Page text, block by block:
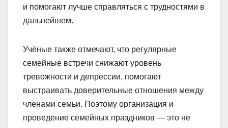
и помогают лучше справляться с трудностями в
дальнейшем.
Учёные также отмечают, что регулярные
семейные встречи снижают уровень
тревожности и депрессии, помогают
выстраивать доверительные отношения между
членами семьи. Поэтому организация и
проведение семейных праздников — это не